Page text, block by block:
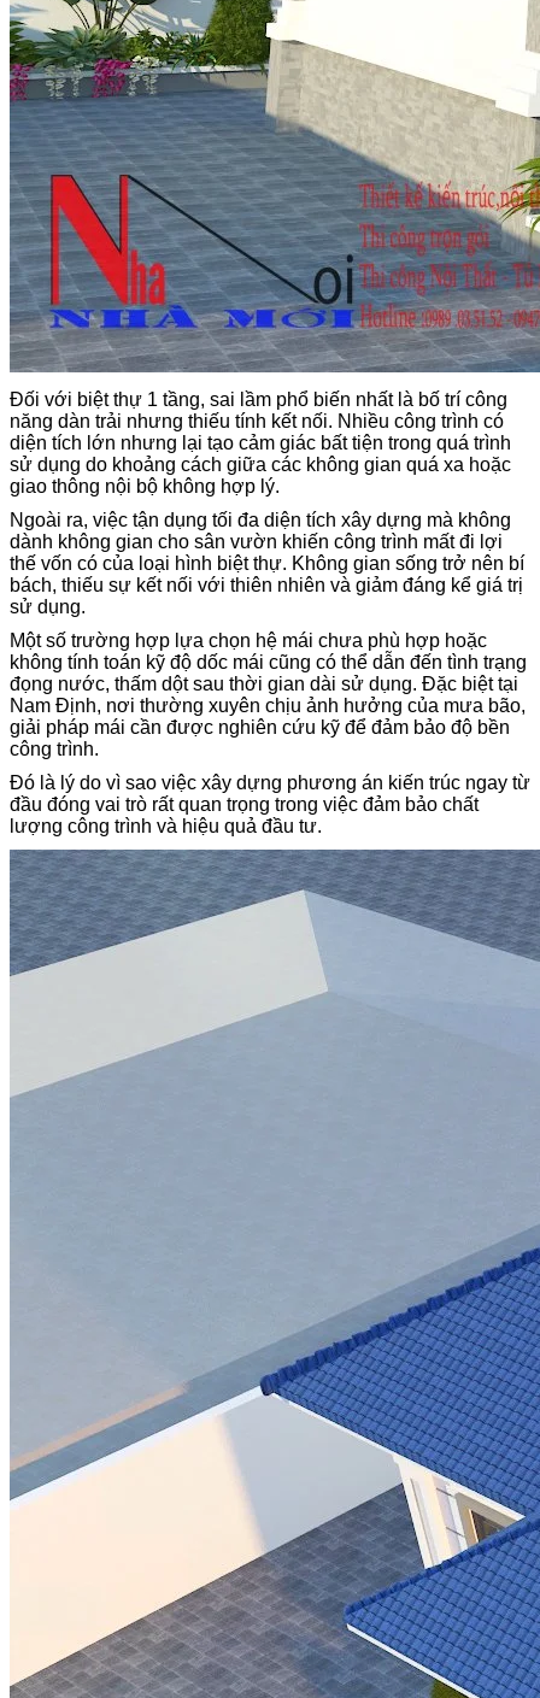
Đối với biệt thự 1 tầng, sai lầm phổ biến nhất là bố trí công
năng dàn trải nhưng thiếu tính kết nối. Nhiều công trình có
diện tích lớn nhưng lại tạo cảm giác bất tiện trong quá trình
sử dụng do khoảng cách giữa các không gian quá xa hoặc
giao thông nội bộ không hợp lý.
Ngoài ra, việc tận dụng tối đa diện tích xây dựng mà không
dành không gian cho sân vườn khiến công trình mất đi lợi
thế vốn có của loại hình biệt thự. Không gian sống trở nên bí
bách, thiếu sự kết nối với thiên nhiên và giảm đáng kể giá trị
sử dụng.
Một số trường hợp lựa chọn hệ mái chưa phù hợp hoặc
không tính toán kỹ độ dốc mái cũng có thể dẫn đến tình trạng
đọng nước, thấm dột sau thời gian dài sử dụng. Đặc biệt tại
Nam Định, nơi thường xuyên chịu ảnh hưởng của mưa bão,
giải pháp mái cần được nghiên cứu kỹ để đảm bảo độ bền
công trình.
Đó là lý do vì sao việc xây dựng phương án kiến trúc ngay từ
đầu đóng vai trò rất quan trọng trong việc đảm bảo chất
lượng công trình và hiệu quả đầu tư.